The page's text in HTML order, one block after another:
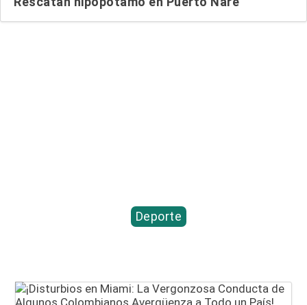
Deporte